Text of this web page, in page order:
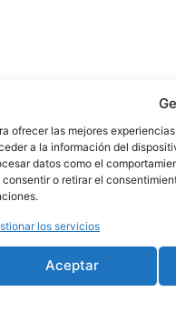
ofrecer las mejores
a la información del
datos como el
consentir o retirar el
los servicios
Aceptar
trabajar en
particular, en casas.
centros
personales.
casa o local.